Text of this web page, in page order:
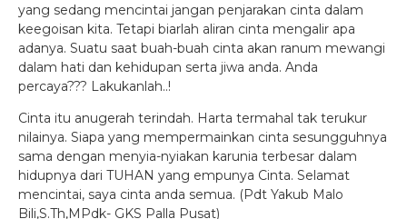
yang sedang mencintai jangan penjarakan cinta dalam
keegoisan kita. Tetapi biarlah aliran cinta mengalir apa
adanya. Suatu saat buah-buah cinta akan ranum mewangi
dalam hati dan kehidupan serta jiwa anda. Anda
percaya??? Lakukanlah..!
Cinta itu anugerah terindah. Harta termahal tak terukur
nilainya. Siapa yang mempermainkan cinta sesungguhnya
sama dengan menyia-nyiakan karunia terbesar dalam
hidupnya dari TUHAN yang empunya Cinta. Selamat
mencintai, saya cinta anda semua. (Pdt Yakub Malo
Bili,S.Th,MPdk- GKS Palla Pusat)